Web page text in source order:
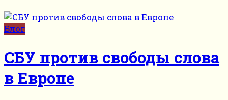
Блог
СБУ против свободы слова
в Европе